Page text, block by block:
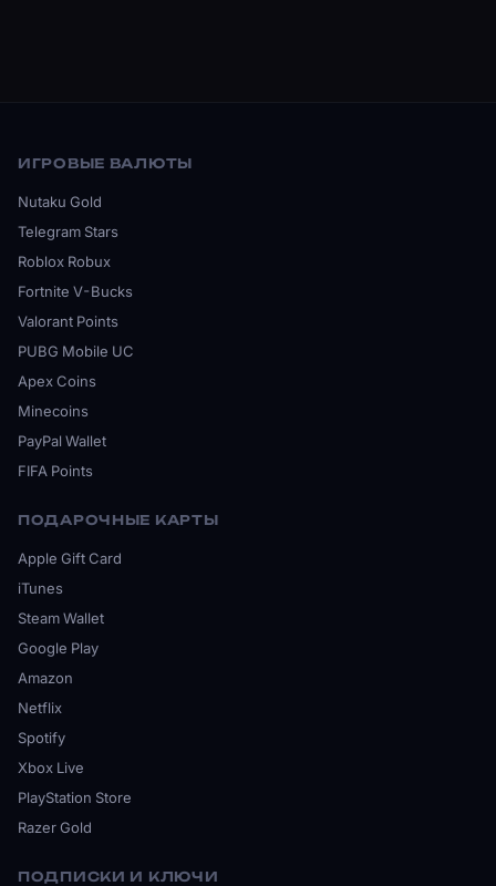
ИГРОВЫЕ ВАЛЮТЫ
Nutaku Gold
Telegram Stars
Roblox Robux
Fortnite V-Bucks
Valorant Points
PUBG Mobile UC
Apex Coins
Minecoins
PayPal Wallet
FIFA Points
ПОДАРОЧНЫЕ КАРТЫ
Apple Gift Card
iTunes
Steam Wallet
Google Play
Amazon
Netflix
Spotify
Xbox Live
PlayStation Store
Razer Gold
ПОДПИСКИ И КЛЮЧИ